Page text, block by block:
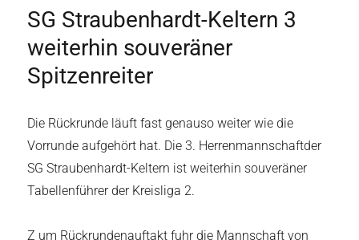
SG Straubenhardt-Keltern 3
weiterhin souveräner
Spitzenreiter
Die Rückrunde läuft fast genauso weiter wie die
Vorrunde aufgehört hat. Die 3. Herrenmannschaftder
SG Straubenhardt-Keltern ist weiterhin souveräner
Tabellenführer der Kreisliga 2.
Z um Rückrundenauftakt fuhr die Mannschaft von